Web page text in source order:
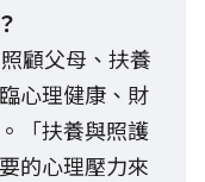
顧父母、扶養
心理健康、財
「扶養與照護
的心理壓力來